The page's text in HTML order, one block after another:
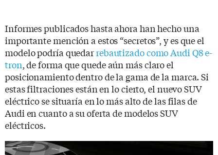
Informes publicados hasta ahora han hecho una
importante mención a estos “secretos”, y es que el
modelo podría quedarrebautizado como Audi Q8 e-
tron, de forma que quede aún más claro el
posicionamiento dentro de la gama de la marca. Si
estas filtraciones están en lo cierto, el nuevo SUV
eléctrico se situaría en lo más alto de las filas de
Audi en cuanto a su oferta de modelos SUV
eléctricos.